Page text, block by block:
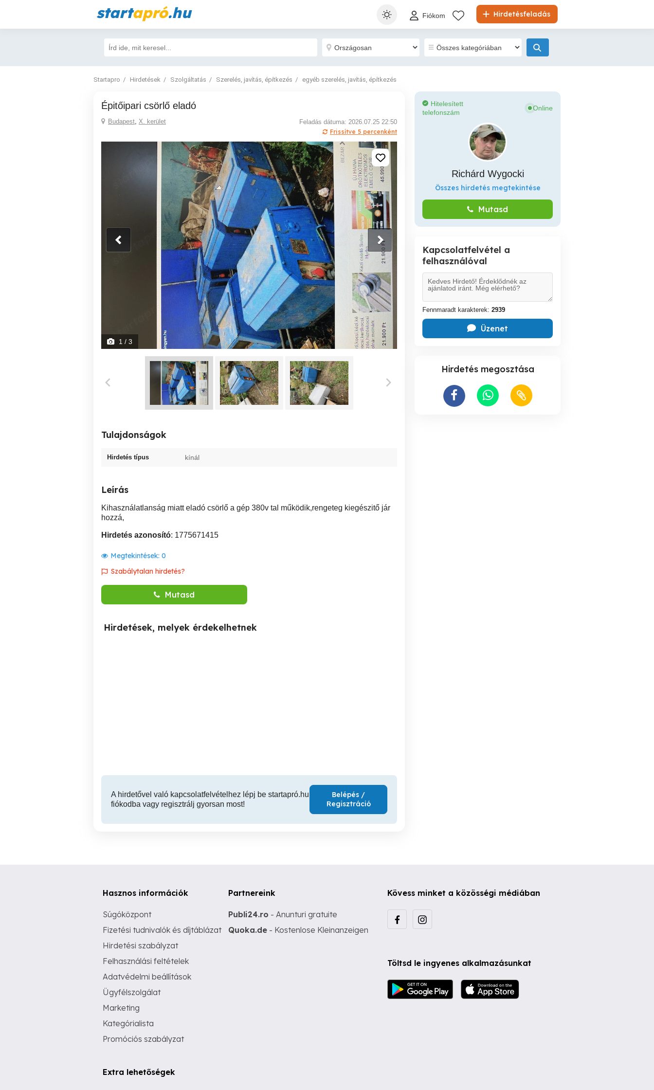
startapró.hu Hirdetésfeladás
Fiókom
Startapro Hirdetések Szolgáltatás Szerelés, javítás, építkezés egyéb szerelés, javítás, építkezés
Épitőipari csörlő eladó
Budapest, X. kerület
Feladás dátuma: 2026.07.25 22:50
Frissítve 5 percenként
1 / 3
Tulajdonságok
Hirdetés típus kínál
Leírás
Kihasználatlanság miatt eladó csörlő a gép 380v tal működik,rengeteg kiegészitő jár
hozzá,
Hirdetés azonosító: 1775671415
Megtekintések: 0
Szabálytalan hirdetés?
Mutasd
Hirdetések, melyek érdekelhetnek
A hirdetővel való kapcsolatfelvételhez lépj be startapró.hu
fiókodba vagy regisztrálj gyorsan most!
Belépés /
Regisztráció
Hitelesített
telefonszám
Online
Richárd Wygocki
Összes hirdetés megtekintése
Mutasd
Kapcsolatfelvétel a
felhasználóval
Fennmaradt karakterek: 2939
Üzenet
Hirdetés megosztása
Hasznos információk
Súgóközpont
Fizetési tudnivalók és díjtáblázat
Hirdetési szabályzat
Felhasználási feltételek
Adatvédelmi beállítások
Ügyfélszolgálat
Marketing
Kategórialista
Promóciós szabályzat
Extra lehetőségek
Partnereink
Publi24.ro - Anunturi gratuite
Quoka.de - Kostenlose Kleinanzeigen
Kövess minket a közösségi médiában
Töltsd le ingyenes alkalmazásunkat